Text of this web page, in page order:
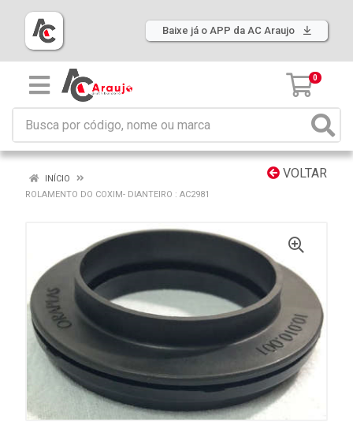
Baixe já o APP da AC Araujo
0
VOLTAR
INÍCIO
ROLAMENTO DO COXIM- DIANTEIRO : AC2981